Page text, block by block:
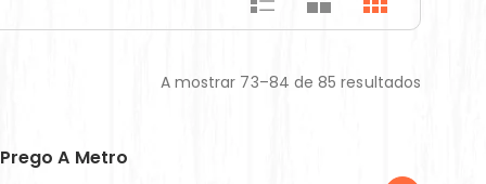
A mostrar 73–84 de 85 resultados
Prego A Metro